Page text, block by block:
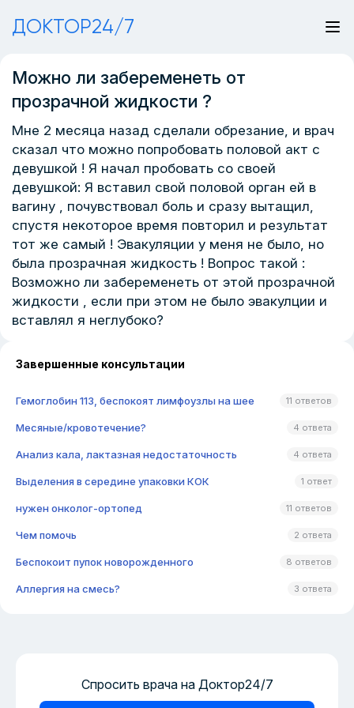
ДОКТОР24/7
Можно ли забеременеть от
прозрачной жидкости ?
Мне 2 месяца назад сделали обрезание, и врач
сказал что можно попробовать половой акт с
девушкой ! Я начал пробовать со своей
девушкой: Я вставил свой половой орган ей в
вагину , почувствовал боль и сразу вытащил,
спустя некоторое время повторил и результат
тот же самый ! Эвакуляции у меня не было, но
была прозрачная жидкость ! Вопрос такой :
Возможно ли забеременеть от этой прозрачной
жидкости , если при этом не было эвакулции и
вставлял я неглубоко?
Завершенные консультации
Гемоглобин 113, беспокоят лимфоузлы на шее 11 ответов
Месяные/кровотечение? 4 ответа
Анализ кала, лактазная недостаточность 4 ответа
Выделения в середине упаковки КОК 1 ответ
нужен онколог-ортопед 11 ответов
Чем помочь 2 ответа
Беспокоит пупок новорожденного 8 ответов
Аллергия на смесь? 3 ответа
Спросить врача на Доктор24/7